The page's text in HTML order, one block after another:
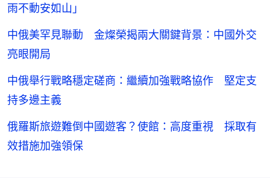
雨不動安如山」
中俄美罕見聯動 金燦榮揭兩大關鍵背景：中國外交
亮眼開局
中俄舉行戰略穩定磋商：繼續加強戰略協作 堅定支
持多邊主義
俄羅斯旅遊難倒中國遊客？使館：高度重視 採取有
效措施加強領保